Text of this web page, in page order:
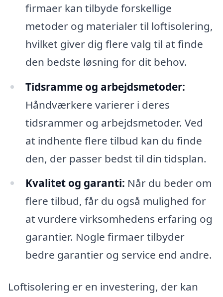
firmaer kan tilbyde forskellige
metoder og materialer til loftisolering,
hvilket giver dig flere valg til at finde
den bedste løsning for dit behov.
Tidsramme og arbejdsmetoder:
Håndværkere varierer i deres
tidsrammer og arbejdsmetoder. Ved
at indhente flere tilbud kan du finde
den, der passer bedst til din tidsplan.
Kvalitet og garanti: Når du beder om
flere tilbud, får du også mulighed for
at vurdere virksomhedens erfaring og
garantier. Nogle firmaer tilbyder
bedre garantier og service end andre.
Loftisolering er en investering, der kan